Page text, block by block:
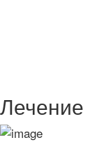
Лечение